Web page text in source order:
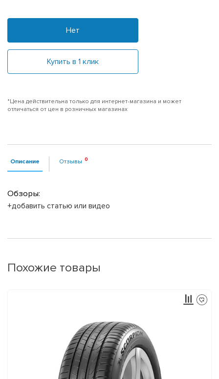
Нет
Купить в 1 клик
*Цена действительна только для интернет-магазина и может
отличаться от цен в розничных магазинах
Описание Отзывы
Обзоры:
+добавить статью или видео
Похожие товары